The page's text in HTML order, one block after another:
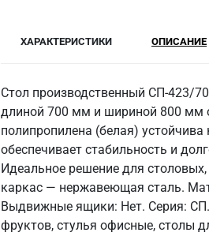
ХАРАКТЕРИСТИКИ ОПИСАНИЕ
Стол производственный СП-423/
длиной 700 мм и шириной 800 мм
полипропилена (белая)
обеспечивает стабильность и
Идеальное решение для
каркас — нержавеющая сталь.
Выдвижные ящики: Нет. Серия:
фруктов, стулья офисные, столы